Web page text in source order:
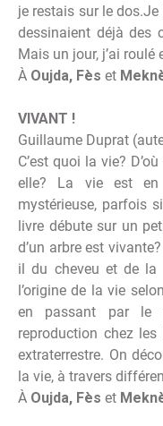
je restais sur le
dessinaient déjà des
Mais un jour, j’ai
À Oujda, Fès et
VIVANT !
Guillaume Duprat
C’est quoi la vie?
elle? La vie est
mystérieuse, parfois
livre débute sur un
d’un arbre est
il du cheveu et de la
l’origine de la vie
en passant par le
reproduction chez
extraterrestre. On
la vie, à travers
À Oujda, Fès et